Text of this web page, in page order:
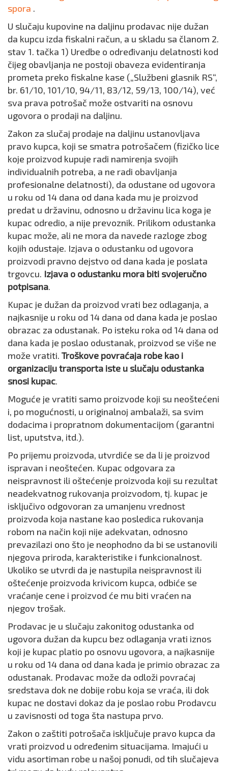
spora .
U slučaju kupovine na daljinu prodavac nije dužan
da kupcu izda fiskalni račun, a u skladu sa članom 2.
stav 1. tačka 1) Uredbe o određivanju delatnosti kod
čijeg obavljanja ne postoji obaveza evidentiranja
prometa preko fiskalne kase („Službeni glasnik RS“,
br. 61/10, 101/10, 94/11, 83/12, 59/13, 100/14), već
sva prava potrošač može ostvariti na osnovu
ugovora o prodaji na daljinu.
Zakon za slučaj prodaje na daljinu ustanovljava
pravo kupca, koji se smatra potrošačem (fizičko lice
koje proizvod kupuje radi namirenja svojih
individualnih potreba, a ne radi obavljanja
profesionalne delatnosti), da odustane od ugovora
u roku od 14 dana od dana kada mu je proizvod
predat u državinu, odnosno u državinu lica koga je
kupac odredio, a nije prevoznik. Prilikom odustanka
kupac može, ali ne mora da navede razloge zbog
kojih odustaje. Izjava o odustanku od ugovora
proizvodi pravno dejstvo od dana kada je poslata
trgovcu. Izjava o odustanku mora biti svojeručno
potpisana.
Kupac je dužan da proizvod vrati bez odlaganja, a
najkasnije u roku od 14 dana od dana kada je poslao
obrazac za odustanak. Po isteku roka od 14 dana od
dana kada je poslao odustanak, proizvod se više ne
može vratiti. Troškove povraćaja robe kao i
organizaciju transporta iste u slučaju odustanka
snosi kupac.
Moguće je vratiti samo proizvode koji su neoštećeni
i, po mogućnosti, u originalnoj ambalaži, sa svim
dodacima i propratnom dokumentacijom (garantni
list, uputstva, itd.).
Po prijemu proizvoda, utvrdiće se da li je proizvod
ispravan i neoštećen. Kupac odgovara za
neispravnost ili oštećenje proizvoda koji su rezultat
neadekvatnog rukovanja proizvodom, tj. kupac je
isključivo odgovoran za umanjenu vrednost
proizvoda koja nastane kao posledica rukovanja
robom na način koji nije adekvatan, odnosno
prevazilazi ono što je neophodno da bi se ustanovili
njegova priroda, karakteristike i funkcionalnost.
Ukoliko se utvrdi da je nastupila neispravnost ili
oštećenje proizvoda krivicom kupca, odbiće se
vraćanje cene i proizvod će mu biti vraćen na
njegov trošak.
Prodavac je u slučaju zakonitog odustanka od
ugovora dužan da kupcu bez odlaganja vrati iznos
koji je kupac platio po osnovu ugovora, a najkasnije
u roku od 14 dana od dana kada je primio obrazac za
odustanak. Prodavac može da odloži povraćaj
sredstava dok ne dobije robu koja se vraća, ili dok
kupac ne dostavi dokaz da je poslao robu Prodavcu
u zavisnosti od toga šta nastupa prvo.
Zakon o zaštiti potrošača isključuje pravo kupca da
vrati proizvod u određenim situacijama. Imajući u
vidu asortiman robe u našoj ponudi, od tih slučajeva